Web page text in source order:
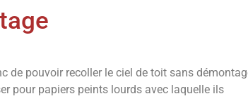
de pouvoir recoller le ciel de toit sans
pour papiers peints lourds avec laquelle ils